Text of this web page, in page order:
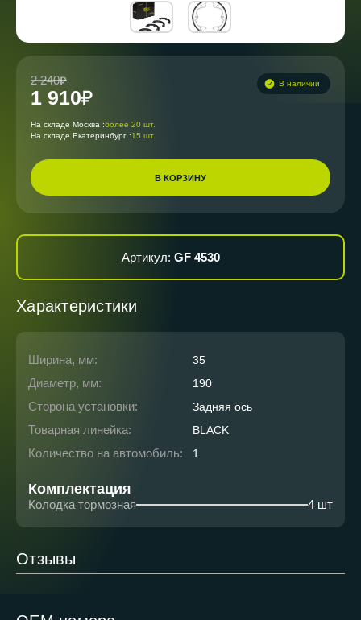
2 240
1 910
В наличии
На складе Москва :более 20 шт.
На складе Екатеринбург :15 шт.
В КОРЗИНУ
Артикул: GF 4530
Характеристики
Ширина, мм: 35
Диаметр, мм: 190
Сторона установки: Задняя ось
Товарная линейка: BLACK
Количество на автомобиль: 1
Комплектация
Колодка тормозная 4 шт
Отзывы